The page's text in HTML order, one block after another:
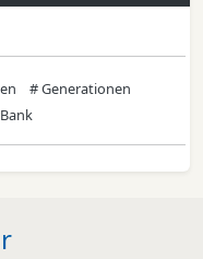
# Generationen